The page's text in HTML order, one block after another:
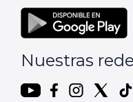
Nuestras